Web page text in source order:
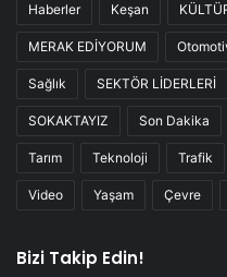
Haberler Keşan
MERAK EDİYORUM
Sağlık SEKTÖR LİDERLERİ
SOKAKTAYIZ Son Dakika
Tarım Teknoloji Trafik
Video Yaşam Çevre
Bizi Takip Edin!